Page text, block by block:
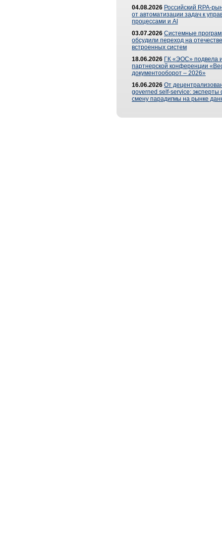
04.08.2026 Российский RPA-
от автоматизации задач к
процессами и AI
03.07.2026 Системные
обсудили переход на
встроенных систем
18.06.2026 ГК «ЭОС» подвела
партнерской конференции
документооборот – 2026»
16.06.2026 От
governed self-service: эксперты
смену парадигмы на рынке